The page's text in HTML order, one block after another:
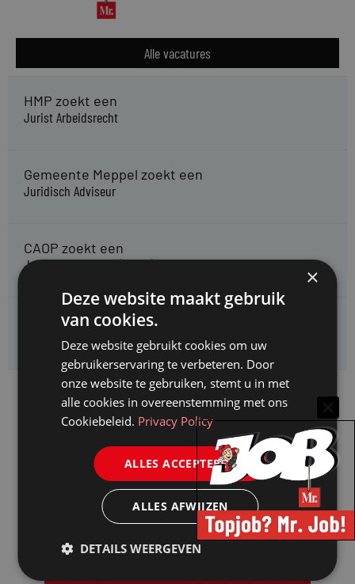
Alle vacatures
HMP zoekt een
Jurist Arbeidsrecht
Gemeente Meppel zoekt een
Juridisch Adviseur
CAOP zoekt een
Juridisch adviseur (junior)
Kifid zoekt een
Jurist- secretaris
×
Deze website maakt gebruik
van cookies.
Deze website gebruikt cookies om uw
gebruikerservaring te verbeteren. Door
onze website te gebruiken, stemt u in met
alle cookies in overeenstemming met ons
Cookiebeleid. Privacy Policy
ALLES ACCEPTEREN
ALLES AFWIJZEN
DETAILS WEERGEVEN